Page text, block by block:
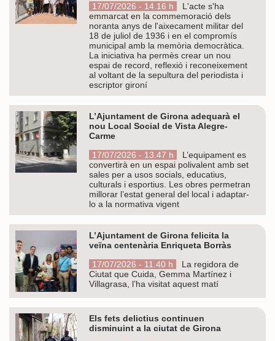
17/07/2026 - 14.16 h
L'acte s'ha
emmarcat en la commemoració dels
noranta anys de l'aixecament militar del
18 de juliol de 1936 i en el compromís
municipal amb la memòria democràtica.
La iniciativa ha permès crear un nou
espai de record, reflexió i reconeixement
al voltant de la sepultura del periodista i
escriptor gironí
L’Ajuntament de Girona adequarà el
nou Local Social de Vista Alegre-
Carme
17/07/2026 - 13.47 h
L’equipament es
convertirà en un espai polivalent amb set
sales per a usos socials, educatius,
culturals i esportius. Les obres permetran
millorar l’estat general del local i adaptar-
lo a la normativa vigent
L’Ajuntament de Girona felicita la
veïna centenària Enriqueta Borràs
17/07/2026 - 11.40 h
La regidora de
Ciutat que Cuida, Gemma Martínez i
Villagrasa, l’ha visitat aquest matí
Els fets delictius continuen
disminuint a la ciutat de Girona